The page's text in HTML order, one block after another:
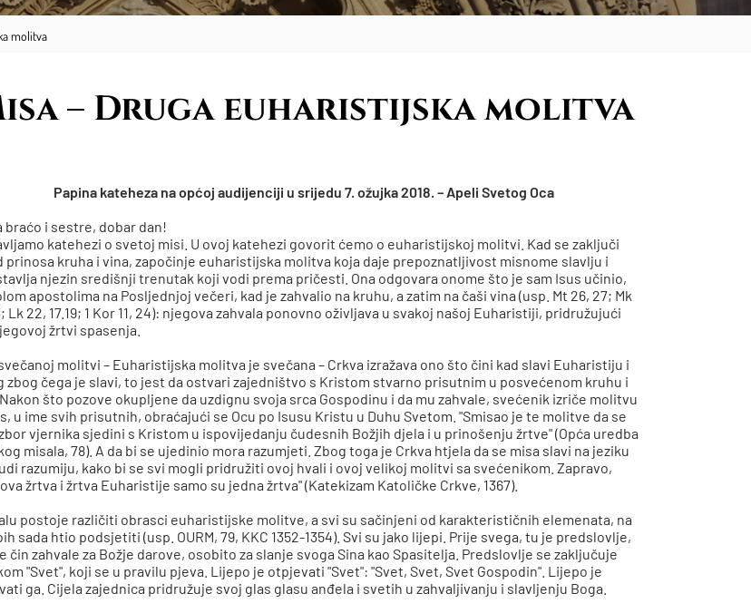
molitva
– Druga euharistijska molitva
Papina kateheza na općoj audijenciji u srijedu 7. ožujka 2018. – Apeli Svetog Oca
braćo i sestre, dobar dan!
katehezi o svetoj misi. U ovoj katehezi govorit ćemo o euharistijskoj molitvi. Kad se zaključi
prinosa kruha i vina, započinje euharistijska molitva koja daje prepoznatljivost misnome slavlju i
njezin središnji trenutak koji vodi prema pričesti. Ona odgovara onome što je sam Isus učinio,
apostolima na Posljednjoj večeri, kad je zahvalio na kruhu, a zatim na čaši vina (usp. Mt 26, 27; Mk
Lk 22, 17.19; 1 Kor 11, 24): njegova zahvala ponovno oživljava u svakoj našoj Euharistiji, pridružujući
žrtvi spasenja.
molitvi – Euharistijska molitva je svečana – Crkva izražava ono što čini kad slavi Euharistiju i
zbog čega je slavi, to jest da ostvari zajedništvo s Kristom stvarno prisutnim u posvećenom kruhu i
što pozove okupljene da uzdignu svoja srca Gospodinu i da mu zahvale, svećenik izriče molitvu
u ime svih prisutnih, obraćajući se Ocu po Isusu Kristu u Duhu Svetom. "Smisao je te molitve da se
vjernika sjedini s Kristom u ispovijedanju čudesnih Božjih djela i u prinošenju žrtve" (Opća uredba
misala, 78). A da bi se ujedinio mora razumjeti. Zbog toga je Crkva htjela da se misa slavi na jeziku
razumiju, kako bi se svi mogli pridružiti ovoj hvali i ovoj velikoj molitvi sa svećenikom. Zapravo,
žrtva i žrtva Euharistije samo su jedna žrtva" (Katekizam Katoličke Crkve, 1367).
postoje različiti obrasci euharistijske molitve, a svi su sačinjeni od karakterističnih elemenata, na
sada htio podsjetiti (usp. OURM, 79, KKC 1352-1354). Svi su jako lijepi. Prije svega, tu je predslovlje,
čin zahvale za Božje darove, osobito za slanje svoga Sina kao Spasitelja. Predslovlje se zaključuje
"Svet", koji se u pravilu pjeva. Lijepo je otpjevati "Svet": "Svet, Svet, Svet Gospodin". Lijepo je
ga. Cijela zajednica pridružuje svoj glas glasu anđela i svetih u zahvaljivanju i slavljenju Boga.